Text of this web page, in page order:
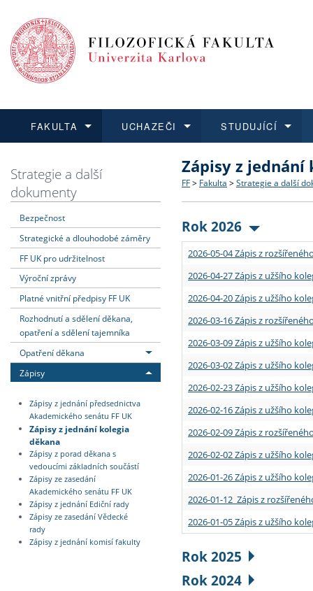
FAKULTA
Dozvědět se více
Struktura a historie
Strategie a další
Podpora a benefity pro
Absolventi fakulty
UCHAZEČI
Podat přihlášku
Co studovat a jak se
Učitelské studijní
Informace k průběhu
STUDUJÍCÍ
Dozvědět se více
Bakalářské a magisterské
Doktorské studium
Rigorózní řízení
Dozvědět se více
O vědě a výzkumu na FF
Akademické kvalifikace
Granty a projekty
Dozvědět se více
Aktuální nabídky a
Vyjíždějící studenti
Přijíždějící studenti
Vyjíždějící zaměstnanci
Strategie a další
dokumenty
Bezpečnost
Strategické a dlouhodobé záměry
FF UK pro udržitelnost
Výroční zprávy
Platné vnitřní předpisy FF UK
Rozhodnutí a sdělení děkana,
opatření a sdělení tajemníka
Opatření děkana
Zápisy
Zápisy z jednání předsednictva
Akademického senátu FF UK
Zápisy z jednání kolegia
děkana
Zápisy z porad děkana s
vedoucími základních součástí
Zápisy ze zasedání
Akademického senátu FF UK
Zápisy z jednání Ediční rady
Zápisy ze zasedání Vědecké
rady
Zápisy z jednání komisí fakulty
Zápisy z jednání
FF > Fakulta > Strategie a další
Rok 2026
2026-05-04 Zápis z
2026-04-27 Zápis z užšího
2026-04-20 Zápis z užšího
2026-03-16 Zápis z
2026-03-09 Zápis z užšího
2026-03-02 Zápis z užšího
2026-02-23 Zápis z užšího
2026-02-16 Zápis z užšího
2026-02-09 Zápis z
2026-02-02 Zápis z užšího
2026-01-26 Zápis z užšího
2026-01-12 Zápis z
2026-01-05 Zápis z užšího
Rok 2025
Rok 2024